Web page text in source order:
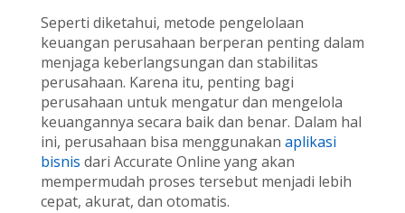
Seperti diketahui, metode pengelolaan
keuangan perusahaan berperan penting dalam
menjaga keberlangsungan dan stabilitas
perusahaan. Karena itu, penting bagi
perusahaan untuk mengatur dan mengelola
keuangannya secara baik dan benar. Dalam hal
ini, perusahaan bisa menggunakan aplikasi
bisnis dari Accurate Online yang akan
mempermudah proses tersebut menjadi lebih
cepat, akurat, dan otomatis.